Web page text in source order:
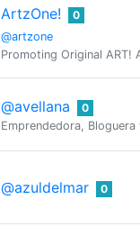
ArtzOne!
@artzone
0
Promoting Original ART!
@avellana
0
Emprendedora,
@azuldelmar 0